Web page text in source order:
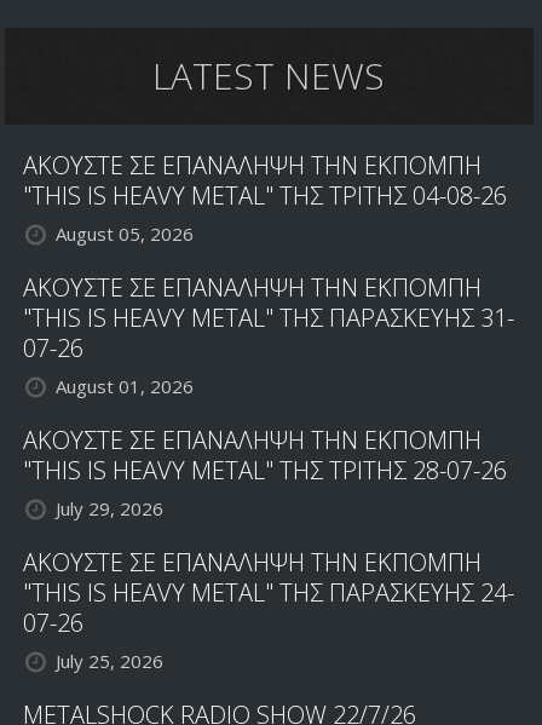
ΤΟΥΣ
COLLEN,
JOHN
ΣΤΗ
ΤΟΥ
'SUPERSTITION'
LATEST NEWS
ΑΚΟΥΣΤΕ ΣΕ ΕΠΑΝΑΛΗΨΗ ΤΗΝ ΕΚΠΟΜΠΗ
"THIS IS HEAVY METAL" ΤΗΣ ΤΡΙΤΗΣ 04-08-26
August 05, 2026
ΑΚΟΥΣΤΕ ΣΕ ΕΠΑΝΑΛΗΨΗ ΤΗΝ ΕΚΠΟΜΠΗ
"THIS IS HEAVY METAL" ΤΗΣ ΠΑΡΑΣΚΕΥΗΣ 31-
07-26
August 01, 2026
ΑΚΟΥΣΤΕ ΣΕ ΕΠΑΝΑΛΗΨΗ ΤΗΝ ΕΚΠΟΜΠΗ
"THIS IS HEAVY METAL" ΤΗΣ ΤΡΙΤΗΣ 28-07-26
July 29, 2026
ΑΚΟΥΣΤΕ ΣΕ ΕΠΑΝΑΛΗΨΗ ΤΗΝ ΕΚΠΟΜΠΗ
"THIS IS HEAVY METAL" ΤΗΣ ΠΑΡΑΣΚΕΥΗΣ 24-
07-26
July 25, 2026
METALSHOCK RADIO SHOW 22/7/26